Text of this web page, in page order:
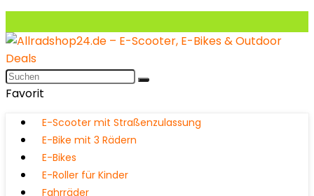
Favorit
E-Scooter mit Straßenzulassung
E-Bike mit 3 Rädern
E-Bikes
E-Roller für Kinder
Fahrräder